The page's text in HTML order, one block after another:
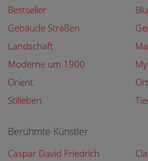
Bestseller
Gebäude Straßen
Landschaft
Moderne um 1900
Orient
Stilleben
Berühmte Künstler
Caspar David Friedrich